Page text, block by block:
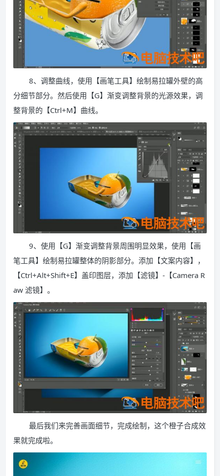
8、调整曲线，使用【画笔工具】绘制易拉罐外壁的高
分细节部分。然后使用【G】渐变调整背景的光源效果，调
整背景的【Ctrl+M】曲线。
9、使用【G】渐变调整背景周围明显效果，使用【画
笔工具】绘制易拉罐整体的阴影部分。添加【文案内容】，
【Ctrl+Alt+Shift+E】盖印图层，添加【滤镜】-【Camera R
aw 滤镜】。
最后我们来完善画面细节，完成绘制，这个橙子合成效
果就完成啦。